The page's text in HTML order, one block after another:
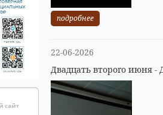
подробнее
22-06-2026
Двадцать второго июня -